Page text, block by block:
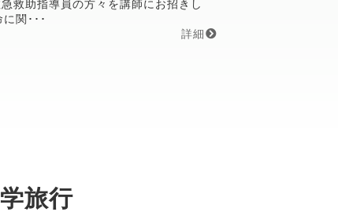
救助指導員の方々を講師にお招きし
関･･･
詳細
旅行